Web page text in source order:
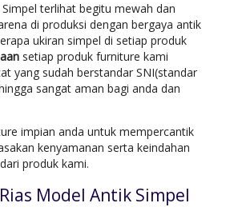
terlihat begitu mewah dan
di produksi dengan bergaya antik
ukiran simpel di setiap produk
setiap produk furniture kami
yang sudah berstandar SNI(standar
sangat aman bagi anda dan
impian anda untuk mempercantik
kenyamanan serta keindahan
produk kami.
Model Antik Simpel